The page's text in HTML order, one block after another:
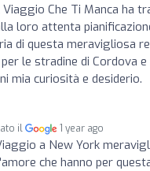
Viaggio Che Ti Manca ha
loro attenta
di questa meravigliosa
le stradine di Cordova
mia curiosità e desiderio.
il 1 year ago
a New York
che hanno per